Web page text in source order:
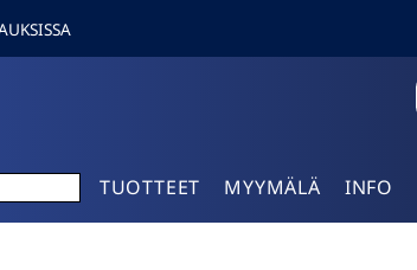
TUOTTEET MYYMÄLÄ INFO